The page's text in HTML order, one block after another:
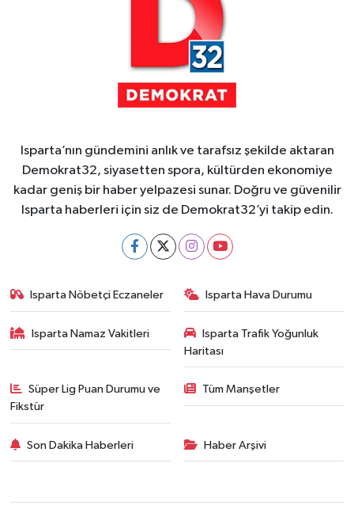
Isparta’nın gündemini anlık ve tarafsız şekilde aktaran
Demokrat32, siyasetten spora, kültürden ekonomiye
kadar geniş bir haber yelpazesi sunar. Doğru ve güvenilir
Isparta haberleri için siz de Demokrat32’yi takip edin.
Isparta Nöbetçi Eczaneler Isparta Hava Durumu
Isparta Namaz Vakitleri
Isparta Trafik Yoğunluk
Haritası
Süper Lig Puan Durumu ve
Fikstür
Tüm Manşetler
Son Dakika Haberleri Haber Arşivi